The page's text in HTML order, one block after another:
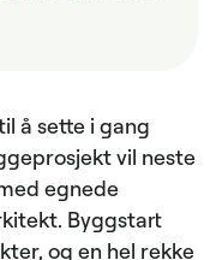
å sette i gang
vil neste
egnede
Byggstart
og en hel rekke